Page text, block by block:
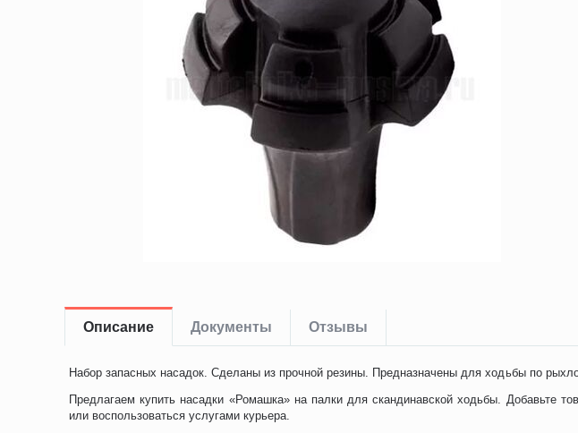
Описание Документы Отзывы
Набор запасных насадок. Сделаны из прочной резины. Предназначены для ходьбы по
Предлагаем купить насадки «Ромашка» на палки для скандинавской ходьбы. Добавьте
или воспользоваться услугами курьера.